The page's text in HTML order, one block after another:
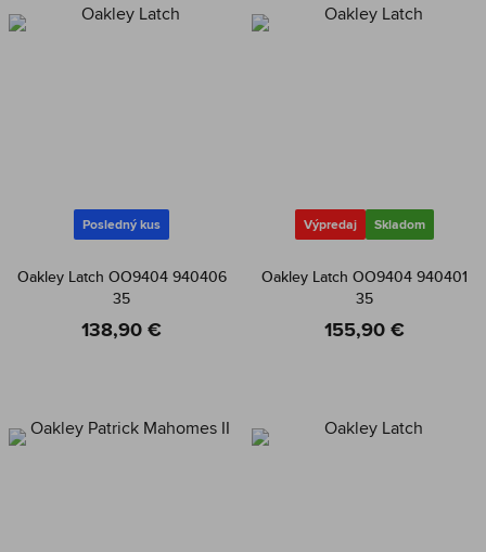
Posledný kus
Oakley Latch OO9404 940406
35
138,90 €
Výpredaj Skladom
Oakley Latch OO9404 940401
35
155,90 €